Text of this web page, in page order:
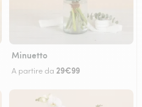
Minuetto
A partire da 29€99